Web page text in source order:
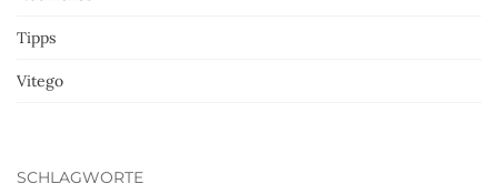
Tipps
Vitego
SCHLAGWORTE